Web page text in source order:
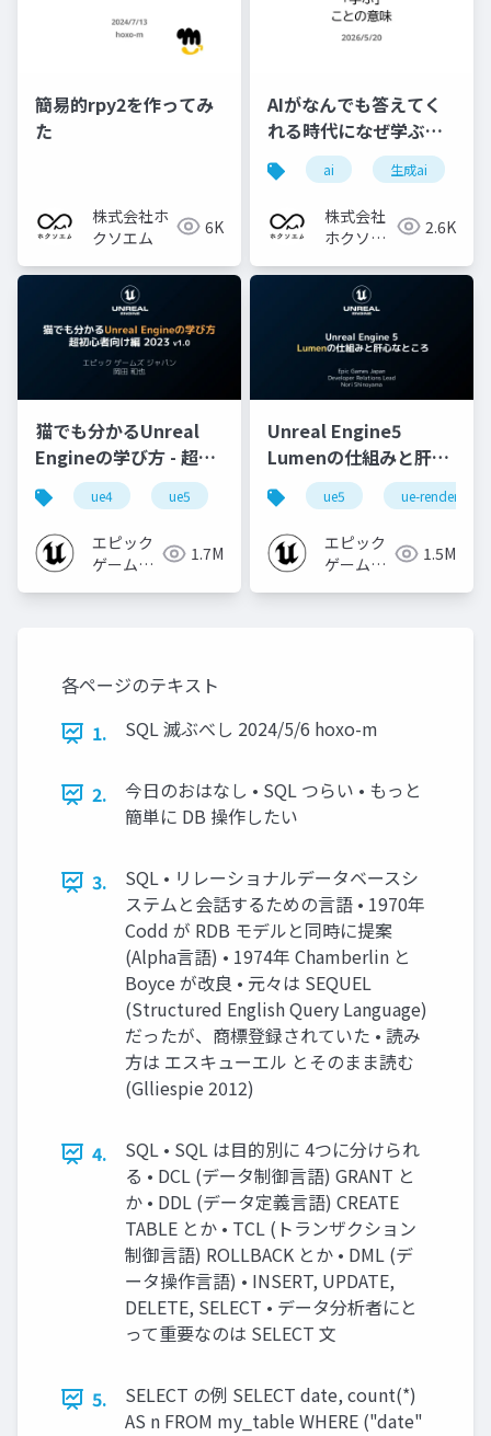
簡易的rpy2を作ってみ
た
株式会社ホ
クソエム
6K
AIがなんでも答えてく
れる時代になぜ学ぶの
か？
ai 生成ai
株式会社
ホクソエ
2.6K
猫でも分かるUnreal
Engineの学び方 - 超初
心者向け編 - 2023 v1.0
ue4 ue5 ue-beginner
エピック
ゲームズ
1.7M
Unreal Engine5
Lumenの仕組みと肝心
なところ
ue5 ue-rendering
エピック
ゲームズ
1.5M
各ページのテキスト
1.
SQL 滅ぶべし 2024/5/6 hoxo-m
2.
今日のおはなし • SQL つらい • もっと
簡単に DB 操作したい
3.
SQL • リレーショナルデータベースシ
ステムと会話するための言語 • 1970年
Codd が RDB モデルと同時に提案
(Alpha言語) • 1974年 Chamberlin と
Boyce が改良 • 元々は SEQUEL
(Structured English Query Language)
だったが、商標登録されていた • 読み
方は エスキューエル とそのまま読む
(Glliespie 2012)
4.
SQL • SQL は目的別に 4つに分けられ
る • DCL (データ制御言語) GRANT と
か • DDL (データ定義言語) CREATE
TABLE とか • TCL (トランザクション
制御言語) ROLLBACK とか • DML (デ
ータ操作言語) • INSERT, UPDATE,
DELETE, SELECT • データ分析者にと
って重要なのは SELECT 文
5.
SELECT の例 SELECT date, count(*)
AS n FROM my_table WHERE ("date"